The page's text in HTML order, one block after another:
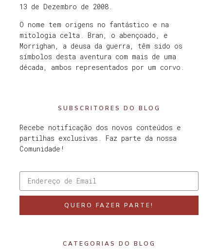
13 de Dezembro de 2008.
O nome tem origens no fantástico e na
mitologia celta. Bran, o abençoado, e
Morrighan, a deusa da guerra, têm sido os
símbolos desta aventura com mais de uma
década, ambos representados por um corvo.
SUBSCRITORES DO BLOG
Recebe notificação dos novos conteúdos e
partilhas exclusivas. Faz parte da nossa
Comunidade!
QUERO FAZER PARTE!
CATEGORIAS DO BLOG